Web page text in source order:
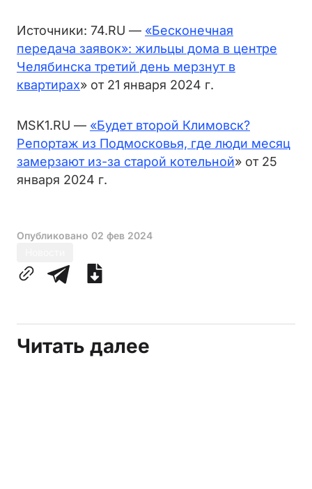
Источники: 74.RU — «Бесконечная
передача заявок»: жильцы дома в центре
Челябинска третий день мерзнут в
квартирах» от 21 января 2024 г.
MSK1.RU — «Будет второй Климовск?
Репортаж из Подмосковья, где люди месяц
замерзают из-за старой котельной» от 25
января 2024 г.
Опубликовано 02 фев 2024
Читать далее